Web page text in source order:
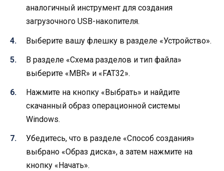
аналогичный инструмент для создания
загрузочного USB-накопителя.
Выберите вашу флешку в разделе «Устройство».
В разделе «Схема разделов и тип файла»
выберите «MBR» и «FAT32».
Нажмите на кнопку «Выбрать» и найдите
скачанный образ операционной системы
Windows.
Убедитесь, что в разделе «Способ создания»
выбрано «Образ диска», а затем нажмите на
кнопку «Начать».